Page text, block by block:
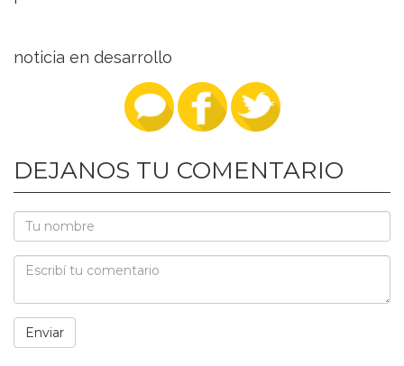
noticia en desarrollo
DEJANOS TU COMENTARIO